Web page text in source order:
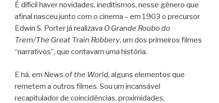
É difícil haver novidades, ineditismos, nesse gênero que
afinal nasceu junto com o cinema – em 1903 o precursor
Edwin S. Porter já realizava O Grande Roubo do
Trem/The Great Train Robbery, um dos primeiros filmes
“narrativos”, que contavam uma história.
E há, em News of the World, alguns elementos que
remetem a outros filmes. Sou um incansável
recapitulador de coincidências, proximidades,